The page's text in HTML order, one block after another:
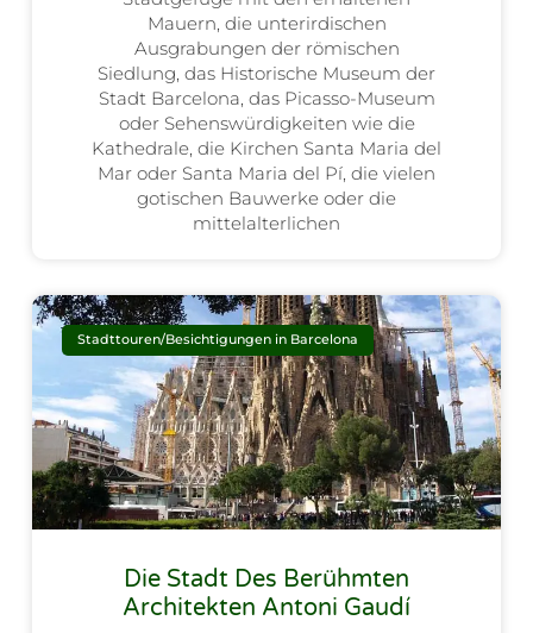
Mauern, die unterirdischen
Ausgrabungen der römischen
Siedlung, das Historische Museum der
Stadt Barcelona, das Picasso-Museum
oder Sehenswürdigkeiten wie die
Kathedrale, die Kirchen Santa Maria del
Mar oder Santa Maria del Pí, die vielen
gotischen Bauwerke oder die
mittelalterlichen
Stadttouren/Besichtigungen in Barcelona
Die Stadt Des Berühmten
Architekten Antoni Gaudí